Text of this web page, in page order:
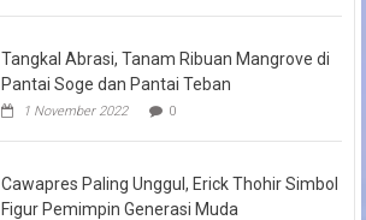
Tangkal Abrasi, Tanam Ribuan Mangrove di
Pantai Soge dan Pantai Teban
1 November 2022 0
Cawapres Paling Unggul, Erick Thohir Simbol
Figur Pemimpin Generasi Muda